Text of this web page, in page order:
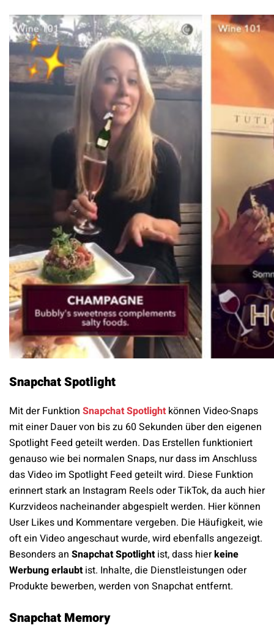
Snapchat Spotlight
Mit der Funktion Snapchat Spotlightkönnen Video-Snaps
mit einer Dauer von bis zu 60 Sekunden über den eigenen
Spotlight Feed geteilt werden. Das Erstellen funktioniert
genauso wie bei normalen Snaps, nur dass im Anschluss
das Video im Spotlight Feed geteilt wird. Diese Funktion
erinnert stark an Instagram Reels oder TikTok, da auch hier
Kurzvideos nacheinander abgespielt werden. Hier können
User Likes und Kommentare vergeben. Die Häufigkeit, wie
oft ein Video angeschaut wurde, wird ebenfalls angezeigt.
Besonders an Snapchat Spotlightist, dass hierkeine
Werbung erlaubtist. Inhalte, die Dienstleistungen oder
Produkte bewerben, werden von Snapchat entfernt.
Snapchat Memory